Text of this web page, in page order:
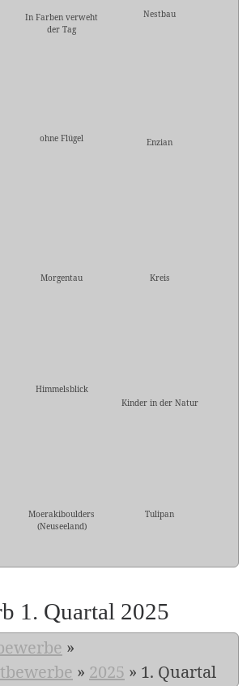
In Farben verweht
der Tag
Nestbau
ohne Flügel Enzian
Morgentau
Kreis
Himmelsblick
Kinder in der Natur
Moerakiboulders
(Neuseeland)
Tulipan
1. Quartal 2025
»
» 2025 » 1. Quartal